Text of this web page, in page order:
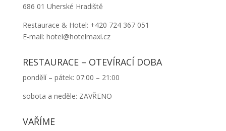
686 01 Uherské Hradiště
Restaurace & Hotel: +420 724 367 051
E-mail: hotel@hotelmaxi.cz
RESTAURACE – OTEVÍRACÍ DOBA
pondělí – pátek: 07:00 – 21:00
sobota a neděle: ZAVŘENO
VAŘÍME